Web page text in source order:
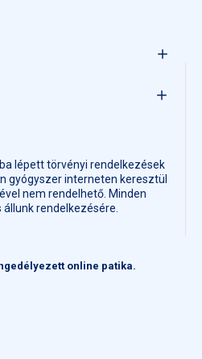
lépett törvényi rendelkezések
gyógyszer interneten keresztül
nem rendelhető. Minden
rendelkezésére.
online patika.